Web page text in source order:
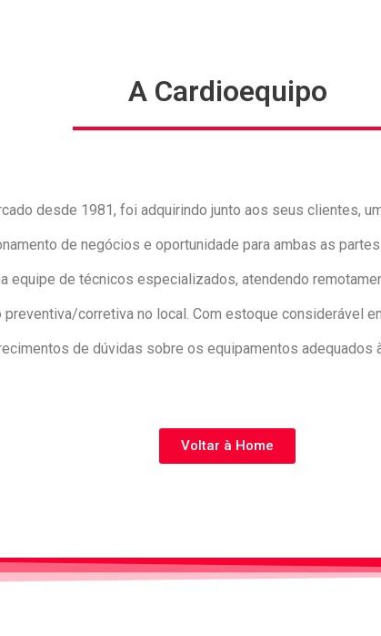
A Cardioequipo
desde 1981, foi adquirindo junto aos seus clientes,
de negócios e oportunidade para ambas as
equipe de técnicos especializados, atendendo
preventiva/corretiva no local. Com estoque considerável
de dúvidas sobre os equipamentos adequados
Voltar à Home